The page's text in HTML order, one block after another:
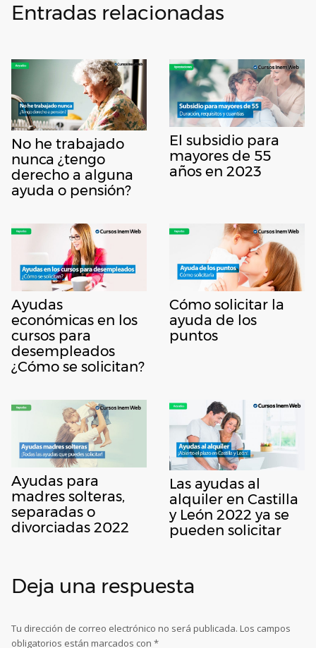
Entradas relacionadas
No he trabajado
nunca ¿tengo
derecho a alguna
ayuda o pensión?
El subsidio para
mayores de 55
años en 2023
Ayudas
económicas en los
cursos para
desempleados
¿Cómo se solicitan?
Cómo solicitar la
ayuda de los
puntos
Ayudas para
madres solteras,
separadas o
divorciadas 2022
Las ayudas al
alquiler en Castilla
y León 2022 ya se
pueden solicitar
Deja una respuesta
Tu dirección de correo electrónico no será publicada. Los campos
obligatorios están marcados con *